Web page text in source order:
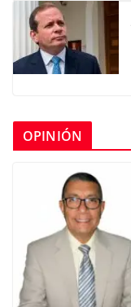
OPINIÓN